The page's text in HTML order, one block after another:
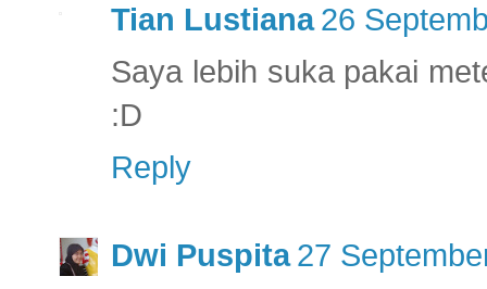
Tian Lustiana 26
Saya lebih suka pakai
:D
Reply
Dwi Puspita 27